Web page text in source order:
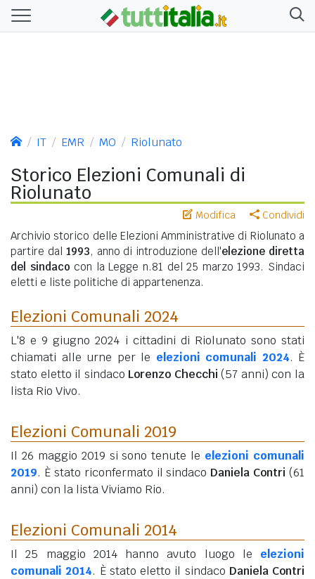
IT EMR MO Riolunato
Storico Elezioni Comunali di
Riolunato
Modifica Condividi
Archivio storico delle Elezioni Amministrative di Riolunato a
partire dal 1993, anno di introduzione dell'elezione diretta
del sindaco con la Legge n.81 del 25 marzo 1993. Sindaci
eletti e liste politiche di appartenenza.
Elezioni Comunali 2024
L'8 e 9 giugno 2024 i cittadini di Riolunato sono stati
chiamati alle urne per le elezioni comunali 2024. È
stato eletto il sindaco Lorenzo Checchi (57 anni) con la
lista Rio Vivo.
Elezioni Comunali 2019
Il 26 maggio 2019 si sono tenute le elezioni comunali
2019. È stato riconfermato il sindaco Daniela Contri (61
anni) con la lista Viviamo Rio.
Elezioni Comunali 2014
Il 25 maggio 2014 hanno avuto luogo le elezioni
comunali 2014. È stato eletto il sindaco Daniela Contri